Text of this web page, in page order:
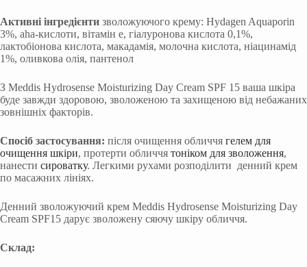
Активні інгредієнти зволожуючого крему: Hydagen Aquaporin
3%, aha-кислоти, вітамін е, гіалуронова кислота 0,1%,
лактобіонова кислота, макадамія, молочна кислота, ніацинамід
1%, оливкова олія, пантенол
З Meddis Hydrosense Moisturizing Day Cream SPF 15 ваша шкіра
буде завжди здоровою, зволоженою та захищеною від небажаних
зовнішніх факторів.
Спосіб застосування: після очищення обличчя гелем для
очищення шкіри, протерти обличчя тоніком для зволоження,
нанести сироватку. Легкими рухами розподілити денний крем
по масажних лініях.
Денний зволожуючий крем Meddis Hydrosense Moisturizing Day
Cream SPF15 дарує зволожену сяючу шкіру обличчя.
Склад: